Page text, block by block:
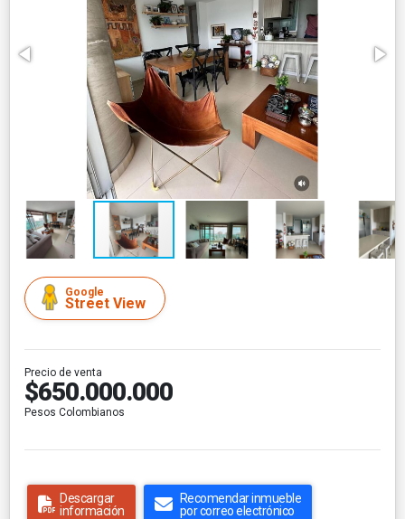
Google
Street View
Precio de venta
$650.000.000
Pesos Colombianos
Descargar
información
Recomendar inmueble
por correo electrónico